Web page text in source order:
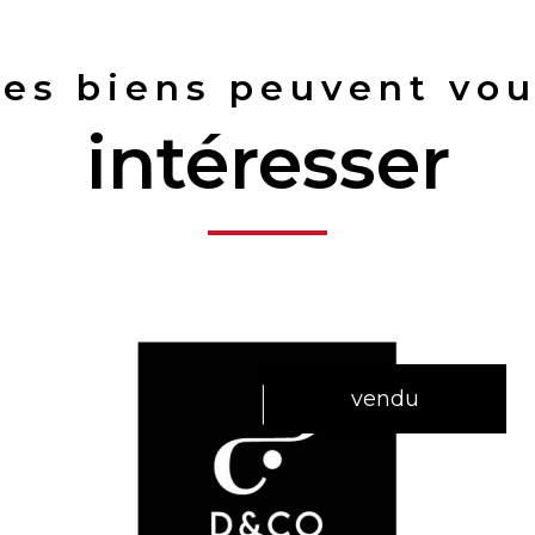
biens peuvent
intéresser
vendu
voir le bien